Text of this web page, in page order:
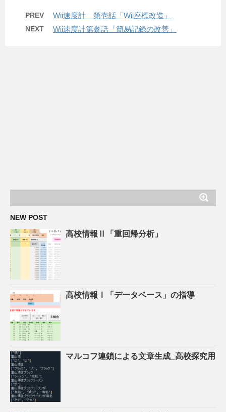
PREV Wii速度計 第壱話「Wii座標改造」
NEXT Wii速度計第参話「簡易記録の改善」
NEW POST
高校情報Ⅱ「重回帰分析」
高校情報Ⅰ「データベース」の指導
マルコフ連鎖による文章生成_高校探究用